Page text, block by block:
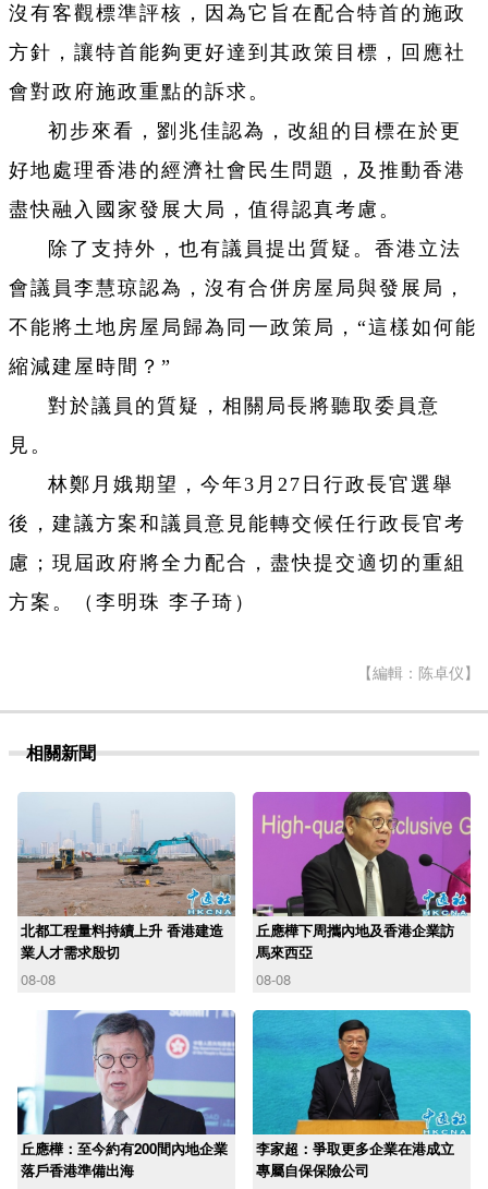
沒有客觀標準評核，因為它旨在配合特首的施政
方針，讓特首能夠更好達到其政策目標，回應社
會對政府施政重點的訴求。
初步來看，劉兆佳認為，改組的目標在於更
好地處理香港的經濟社會民生問題，及推動香港
盡快融入國家發展大局，值得認真考慮。
除了支持外，也有議員提出質疑。香港立法
會議員李慧琼認為，沒有合併房屋局與發展局，
不能將土地房屋局歸為同一政策局，“這樣如何能
縮減建屋時間？”
對於議員的質疑，相關局長將聽取委員意
見。
林鄭月娥期望，今年3月27日行政長官選舉
後，建議方案和議員意見能轉交候任行政長官考
慮；現屆政府將全力配合，盡快提交適切的重組
方案。（李明珠 李子琦）
【編輯：陈卓仪】
相關新聞
北都工程量料持續上升 香港建造
業人才需求殷切
08-08
丘應樺下周攜內地及香港企業訪
馬來西亞
08-08
丘應樺：至今約有200間內地企業
落戶香港準備出海
李家超：爭取更多企業在港成立
專屬自保保險公司